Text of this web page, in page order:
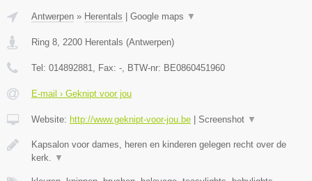
Antwerpen » Herentals | Google maps ▼
Ring 8 2200 Herentals (Antwerpen)
Tel: 014892881 , Fax: - , BTW-nr: BE0860451960
E-mail › Geknipt voor jou
Website: http://www.geknipt-voor-jou.be | Screenshot ▼
Kapsalon voor dames, heren en kinderen gelegen recht over de
kerk.
▼